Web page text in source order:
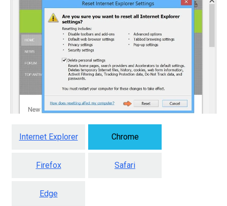
Internet Explorer Chrome
Firefox Safari
Edge